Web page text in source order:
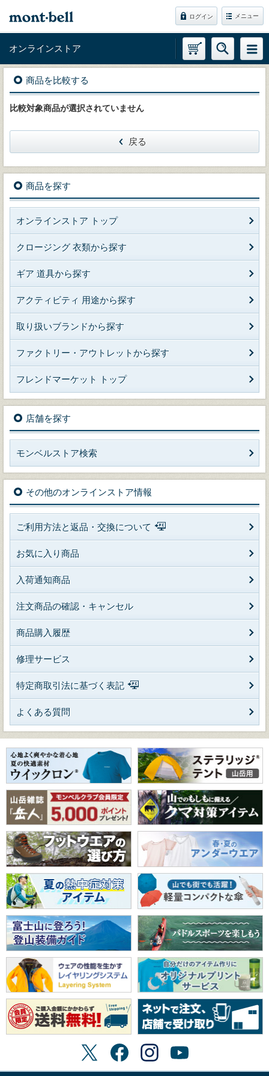
ログイン メニュー
オンラインストア
商品を比較する
比較対象商品が選択されていません
戻る
商品を探す
オンラインストア トップ
クロージング 衣類から探す
ギア 道具から探す
アクティビティ 用途から探す
取り扱いブランドから探す
ファクトリー・アウトレットから探す
フレンドマーケット トップ
店舗を探す
モンベルストア検索
その他のオンラインストア情報
ご利用方法と返品・交換について
お気に入り商品
入荷通知商品
注文商品の確認・キャンセル
商品購入履歴
修理サービス
特定商取引法に基づく表記
よくある質問